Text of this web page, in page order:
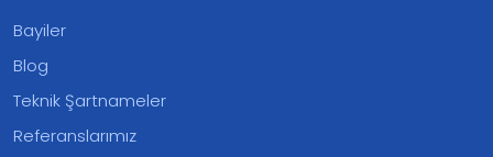
Bayiler
Blog
Teknik Şartnameler
Referanslarımız